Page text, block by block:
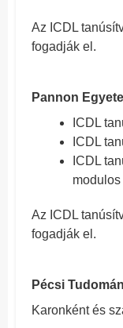
Az ICDL
fogadják el.
Pannon
ICDL
ICDL
ICDL
Az ICDL
fogadják el.
Pécsi
Karonként és